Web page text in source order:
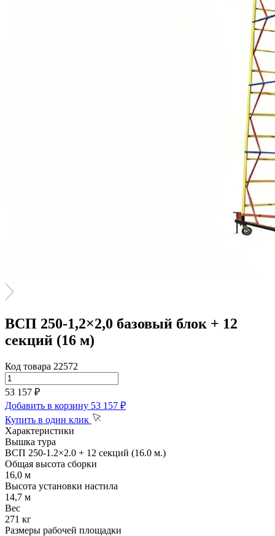
ВСП 250-1,2×2,0 базовый блок + 12
секций (16 м)
Код товара 22572
53 157 ₽
Добавить в корзину 53 157 ₽
Купить в один клик
Характеристики
Вышка тура
ВСП 250-1.2×2.0 + 12 секций (16.0 м.)
Общая высота сборки
16,0 м
Высота установки настила
14,7 м
Вес
271 кг
Размеры рабочей площадки